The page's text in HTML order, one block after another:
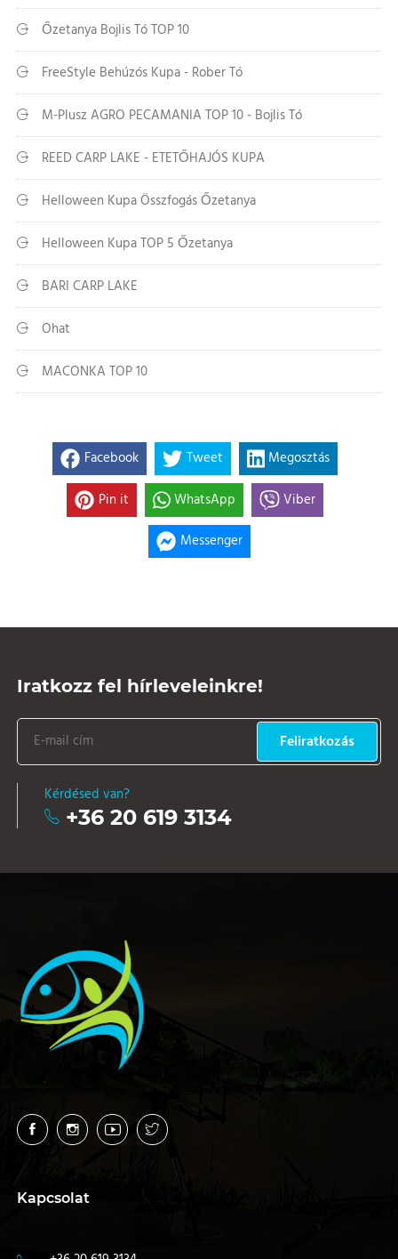
Őzetanya Bojlis Tó TOP 10
FreeStyle Behúzós Kupa - Rober Tó
M-Plusz AGRO PECAMANIA TOP 10 - Bojlis Tó
REED CARP LAKE - ETETŐHAJÓS KUPA
Helloween Kupa Összfogás Őzetanya
Helloween Kupa TOP 5 Őzetanya
BARI CARP LAKE
Ohat
MACONKA TOP 10
Facebook Tweet
Megosztás
Pin it
WhatsApp
Viber
Messenger
Iratkozz fel hírleveleinkre!
Feliratkozás
Kérdésed van?
+36 20 619 3134
Kapcsolat